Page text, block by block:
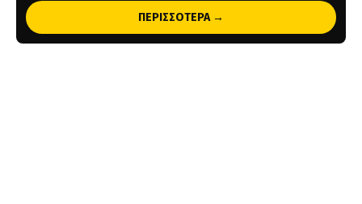
ΠΕΡΙΣΣΟΤΕΡΑ →